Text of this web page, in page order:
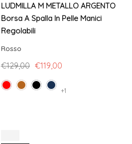
LUDMILLA M METALLO ARGENTO
Borsa A Spalla In Pelle Manici
Regolabili
Rosso
€129,00 €119,00
+1